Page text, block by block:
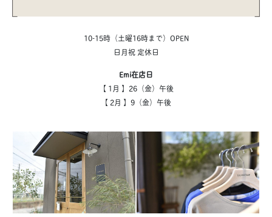
10-15時（土曜16時まで）OPEN
日月祝 定休日
Emi在店日
【 1月 】26（金）午後
【 2月 】9（金）午後